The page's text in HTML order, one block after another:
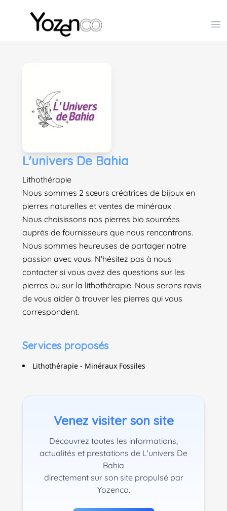
Yozenco - Organisateur de Salons, Evénements et
L'univers De Bahia
Lithothérapie
Nous sommes 2 sœurs créatrices de bijoux en
pierres naturelles et ventes de minéraux .
Nous choisissons nos pierres bio sourcées
auprès de fournisseurs que nous rencontrons.
Nous sommes heureuses de partager notre
passion avec vous. N'hésitez pas à nous
contacter si vous avez des questions sur les
pierres ou sur la lithothérapie. Nous serons ravis
de vous aider à trouver les pierres qui vous
correspondent.
Services proposés
Lithothérapie - Minéraux Fossiles
Venez visiter son site
Découvrez toutes les informations,
actualités et prestations de L'univers De
Bahia
directement sur son site propulsé par
Yozenco.